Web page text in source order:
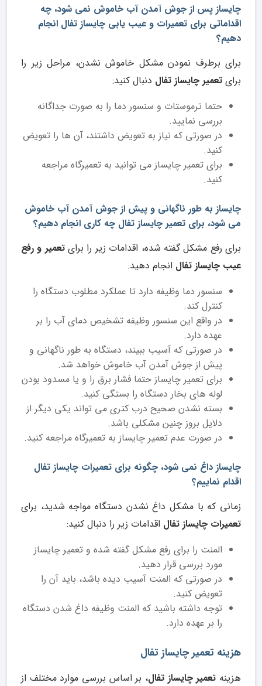
چایساز پس از جوش آمدن آب خاموش نمی شود، چه
اقداماتی برای تعمیرات و عیب یابی چایساز تفال انجام
دهیم؟
برای برطرف نمودن مشکل خاموش نشدن، مراحل زیر را
برای تعمیر چایساز تفال دنبال کنید:
حتما ترموستات و سنسور دما را به صورت جداگانه
بررسی نمایید.
در صورتی که نیاز به تعویض داشتند، آن ها را تعویض
کنید.
برای تعمیر چایساز می توانید به تعمیرگاه مراجعه
کنید.
چایساز به طور ناگهانی و پیش از جوش آمدن آب خاموش
می شود، برای تعمیر چایساز تفال چه کاری انجام دهیم؟
برای رفع مشکل گفته شده، اقدامات زیر را برایتعمیر و رفع
عیب چایساز تفال انجام دهید:
سنسور دما وظیفه دارد تا عملکرد مطلوب دستگاه را
کنترل کند.
در واقع این سنسور وظیفه تشخیص دمای آب را بر
عهده دارد.
در صورتی که آسیب ببیند، دستگاه به طور ناگهانی و
پیش از جوش آمدن آب خاموش خواهد شد.
برای تعمیر چایساز حتما فشار برق را و یا مسدود بودن
لوله های بخار دستگاه را بستگی کنید.
بسته نشدن صحیح درب کتری می تواند یکی دیگر از
دلایل بروز چنین مشکلی باشد.
در صورت عدم تعمیر چایساز به تعمیرگاه مراجعه کنید.
چایساز داغ نمی شود، چگونه برای تعمیرات چایساز تفال
اقدام نماییم؟
زمانی که با مشکل داغ نشدن دستگاه مواجه شدید، برای
تعمیرات چایساز تفال اقدامات زیر را دنبال کنید:
المنت را برای رفع مشکل گفته شده و تعمیر چایساز
مورد بررسی قرار دهید.
در صورتی که المنت آسیب دیده باشد، باید آن را
تعویض کنید.
توجه داشته باشید که المنت وظیفه داغ شدن دستگاه
را بر عهده دارد.
هزینه تعمیر چایساز تفال
هزینه تعمیر چایساز تفال، بر اساس بررسی موارد مختلف از